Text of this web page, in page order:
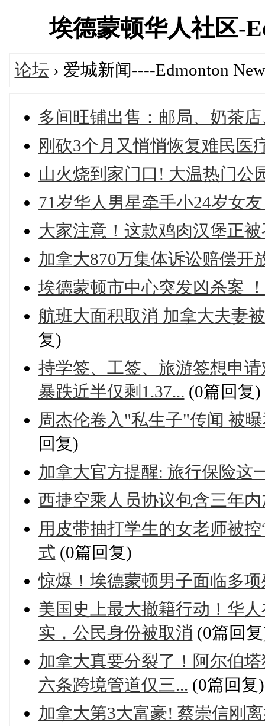
埃德蒙顿华人社区-
论坛 › 爱城新闻----Edmonton
多间旺铺出售：邮局、奶茶
刚砍3个月又悄悄恢复难民医
山火烧到家门口! 大温热门公
71岁华人男星牵手小24岁女
大家注意！这款鸡肉汉堡正
加拿大870万集体诉讼赔偿开
埃德蒙顿市中心突发凶杀案
航班大面积取消 加拿大夫妻
复)
持学签、工签、旅游签想申
暴跌近半仅剩1.37... (0篇回复)
周杰伦卷入"私生子"传闻 被
回复)
加拿大官方提醒: 旅行保险这
西捷空乘人员协议包含三年内
用皮带抽打学生的女老师被
式 (0篇回复)
惊爆！埃德蒙顿男子面临多
美国史上最大撤籍行动！华
实，公民身份被取消 (0篇回
加拿大真要分裂了！阿尔伯
六条跨境管道仅三... (0篇回复)
加拿大第3大富豪! 蔡崇信刚